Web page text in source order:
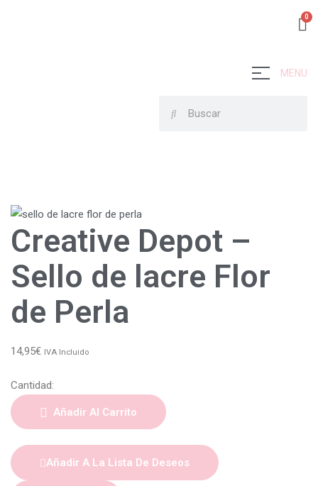
MENU
Creative Depot –
Sello de lacre Flor
de Perla
14,95€ IVA Incluido
Cantidad:
Añadir Al Carrito
Añadir A La Lista De Deseos